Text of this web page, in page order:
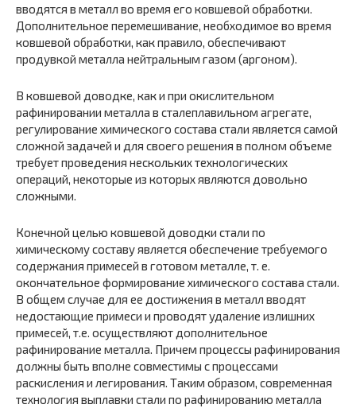
вводятся в металл во время его ковшевой обработки.
Дополнительное перемешивание, необходимое во время
ковшевой обработки, как правило, обеспечивают
продувкой металла нейтральным газом (аргоном).
В ковшевой доводке, как и при окислительном
рафинировании металла в сталеплавильном агрегате,
регулирование химического состава стали является самой
сложной задачей и для своего решения в полном объеме
требует проведения нескольких технологических
операций, некоторые из которых являются довольно
сложными.
Конечной целью ковшевой доводки стали по
химическому составу является обеспечение требуемого
содержания примесей в готовом металле, т. е.
окончательное формирование химического состава стали.
В общем случае для ее достижения в металл вводят
недостающие примеси и проводят удаление излишних
примесей, т.е. осуществляют дополнительное
рафинирование металла. Причем процессы рафинирования
должны быть вполне совместимы с процессами
раскисления и легирования. Таким образом, современная
технология выплавки стали по рафинированию металла